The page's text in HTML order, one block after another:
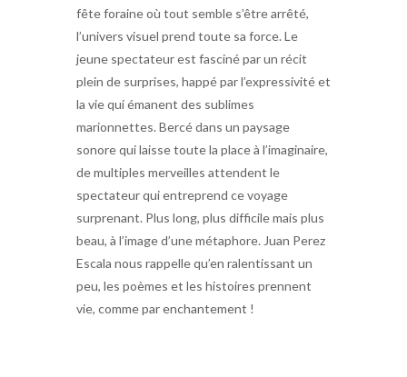
fête foraine où tout semble s’être arrêté,
l’univers visuel prend toute sa force. Le
jeune spectateur est fasciné par un récit
plein de surprises, happé par l’expressivité et
la vie qui émanent des sublimes
marionnettes. Bercé dans un paysage
sonore qui laisse toute la place à l’imaginaire,
de multiples merveilles attendent le
spectateur qui entreprend ce voyage
surprenant. Plus long, plus difficile mais plus
beau, à l’image d’une métaphore. Juan Perez
Escala nous rappelle qu’en ralentissant un
peu, les poèmes et les histoires prennent
vie, comme par enchantement !